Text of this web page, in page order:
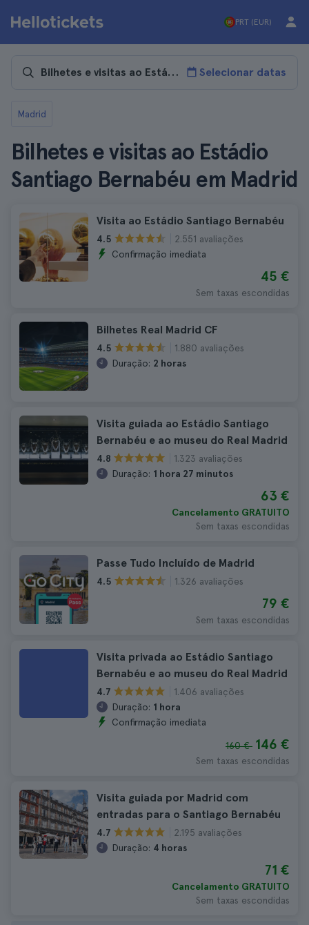
PRT (EUR)
Selecionar datas
Madrid
Bilhetes e visitas ao Estádio
Santiago Bernabéu em Madrid
Visita ao Estádio Santiago Bernabéu
4.5
2.551 avaliações
Confirmação imediata
45 €
Sem taxas escondidas
Bilhetes Real Madrid CF
4.5
1.880 avaliações
Duração: 2 horas
Visita guiada ao Estádio Santiago
Bernabéu e ao museu do Real Madrid
4.8
1.323 avaliações
Duração: 1 hora 27 minutos
63 €
Cancelamento GRATUITO
Sem taxas escondidas
Passe Tudo Incluído de Madrid
4.5 1.326 avaliações
79 €
Sem taxas escondidas
Visita privada ao Estádio Santiago
Bernabéu e ao museu do Real Madrid
4.7
1.406 avaliações
Duração: 1 hora
Confirmação imediata
160 € 146 €
Sem taxas escondidas
Visita guiada por Madrid com
entradas para o Santiago Bernabéu
4.7
2.195 avaliações
Duração: 4 horas
71 €
Cancelamento GRATUITO
Sem taxas escondidas